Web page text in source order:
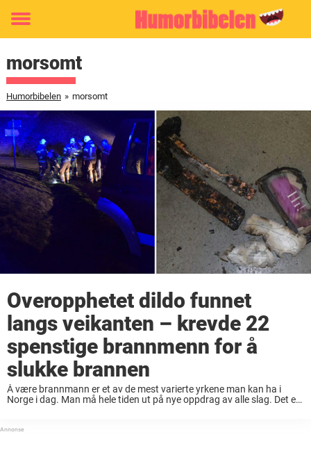
Toggle
morsomt
Humorbibelen » morsomt
Overopphetet dildo funnet
langs veikanten – krevde 22
spenstige brannmenn for å
slukke brannen
Å være brannmann er et av de mest varierte yrkene man kan ha i
Norge i dag. Man må hele tiden ut på nye oppdrag av alle slag. Det er